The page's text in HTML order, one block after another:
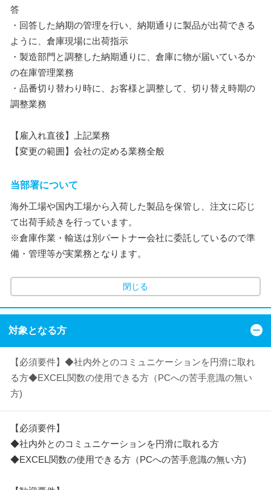
答
・回答した納期の管理を行い、納期通りに製品が出荷できる
ように、倉庫現場に出荷指示
・製造部門と調整した納期通りに、倉庫に物が届いているか
の在庫管理業務
・品番切り替わり時に、お客様と調整して、切り替え時期の
調整業務
【雇入れ直後】上記業務
【変更の範囲】会社の定める業務全般
当部署について
海外工場や国内工場から入荷した製品を保管し、注文に応じ
て出荷手続きを行っています。
※倉庫作業・輸送は別パートナー会社に委託しているので準
備・管理等が実業務となります。
閉じる
対象となる方
【必須要件】◆社内外とのコミュニケーションを円滑に取れ
る方◆EXCEL関数の使用できる方（PCへの苦手意識の無い
方)
【必須要件】
◆社内外とのコミュニケーションを円滑に取れる方
◆EXCEL関数の使用できる方（PCへの苦手意識の無い方)